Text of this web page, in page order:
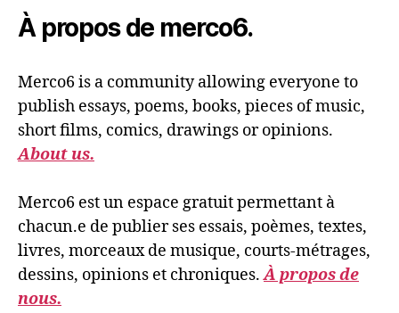
À propos de merco6.
Merco6 is a community allowing everyone to
publish essays, poems, books, pieces of music,
short films, comics, drawings or opinions.
About us.
Merco6 est un espace gratuit permettant à
chacun.e de publier ses essais, poèmes, textes,
livres, morceaux de musique, courts-métrages,
dessins, opinions et chroniques.À propos de
nous.